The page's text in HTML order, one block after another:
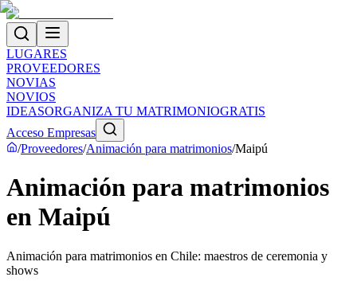
LUGARES
PROVEEDORES
NOVIAS
NOVIOS
IDEASORGANIZA TU MATRIMONIOGRATIS
Acceso Empresas
/Proveedores/Animación para matrimonios/Maipú
Animación para matrimonios
en Maipú
Animación para matrimonios en Chile: maestros de ceremonia y
shows